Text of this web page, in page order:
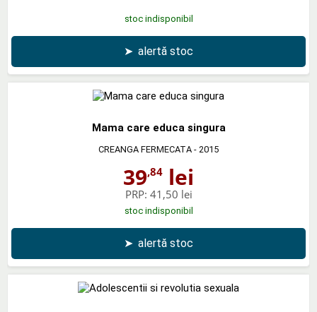
stoc indisponibil
➤ alertă stoc
Mama care educa singura
CREANGA FERMECATA - 2015
39,84 lei
PRP: 41,50 lei
stoc indisponibil
➤ alertă stoc